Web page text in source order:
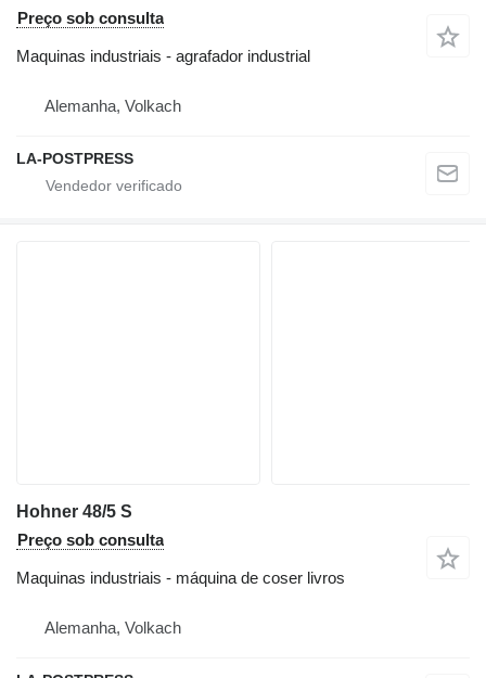
Preço sob consulta
Maquinas industriais - agrafador industrial
Alemanha, Volkach
LA-POSTPRESS
Hohner 48/5 S
Preço sob consulta
Maquinas industriais - máquina de coser livros
Alemanha, Volkach